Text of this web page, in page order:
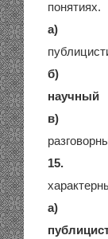
понятиях.
а)
б)
научный
в)
15.
а)